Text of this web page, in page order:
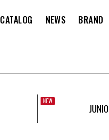
CATALOG NEWS BRAND
NEW